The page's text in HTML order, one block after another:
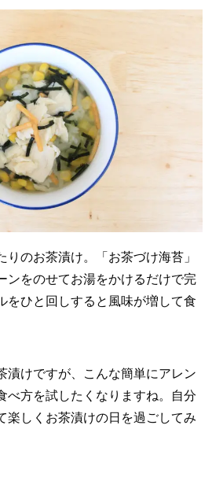
のお茶漬け。「お茶づけ海苔」
ンをのせてお湯をかけるだけで完
をひと回しすると風味が増して食
漬けですが、こんな簡単にアレン
べ方を試したくなりますね。自分
楽しくお茶漬けの日を過ごしてみ